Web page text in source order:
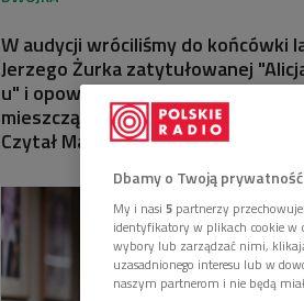
W audycji wróciliśmy do końcówki
Jerzego Żurka zatytułowanej
u" i opowieści o powstałej w 1979
mieszczącej się na warszawskim
Czytał Mariusz Bonaszewski.
Dbamy o Twoją prywatność
My i nasi 5 partnerzy
identyfikatory w plikach cookie w
wybory lub zarządzać nimi,
uzasadnionego interesu lub w
naszym partnerom i nie będą